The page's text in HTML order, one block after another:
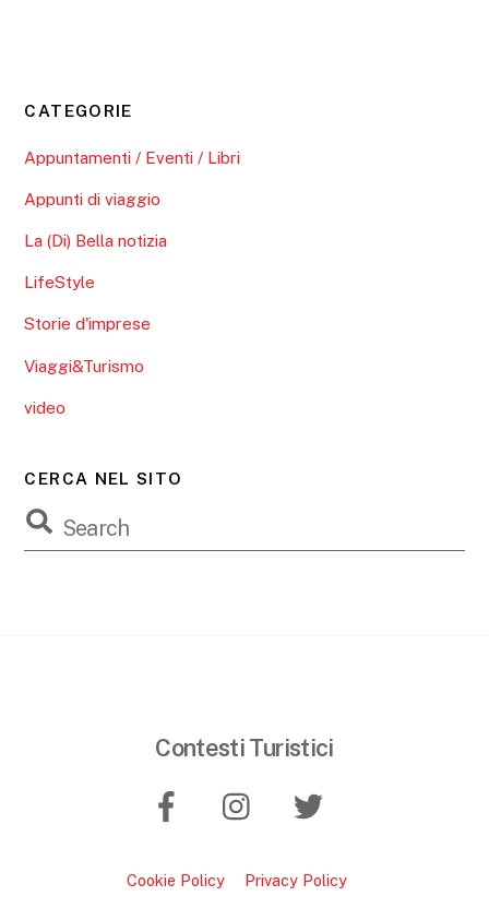
CATEGORIE
Appuntamenti / Eventi / Libri
Appunti di viaggio
La (Di) Bella notizia
LifeStyle
Storie d'imprese
Viaggi&Turismo
video
CERCA NEL SITO
Contesti Turistici
Cookie Policy Privacy Policy